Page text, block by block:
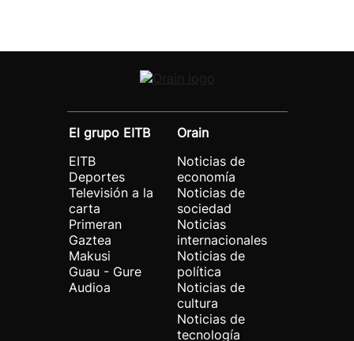
El grupo EITB
EITB
Deportes
Televisión a la
carta
Primeran
Gaztea
Makusi
Guau - Gure
Audioa
Orain
Noticias de
economía
Noticias de
sociedad
Noticias
internacionales
Noticias de
política
Noticias de
cultura
Noticias de
tecnología